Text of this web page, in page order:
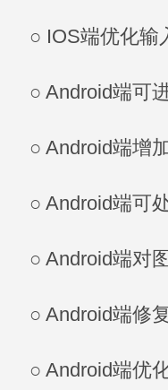
○ IOS端优化输
○ Android端可进
○ Android端增加
○ Android端可处
○ Android端对图
○ Android端修复
○ Android端优化